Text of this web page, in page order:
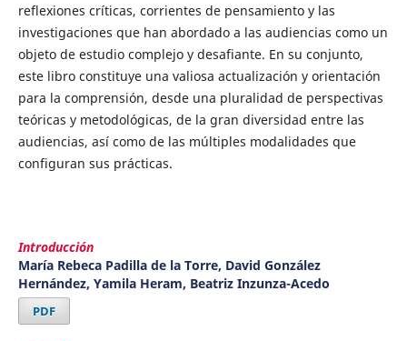
reflexiones críticas, corrientes de pensamiento y las
investigaciones que han abordado a las audiencias como un
objeto de estudio complejo y desafiante. En su conjunto,
este libro constituye una valiosa actualización y orientación
para la comprensión, desde una pluralidad de perspectivas
teóricas y metodológicas, de la gran diversidad entre las
audiencias, así como de las múltiples modalidades que
configuran sus prácticas.
Introducción
María Rebeca Padilla de la Torre, David González
Hernández, Yamila Heram, Beatriz Inzunza-Acedo
PDF